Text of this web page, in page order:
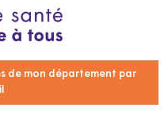
de mon département par